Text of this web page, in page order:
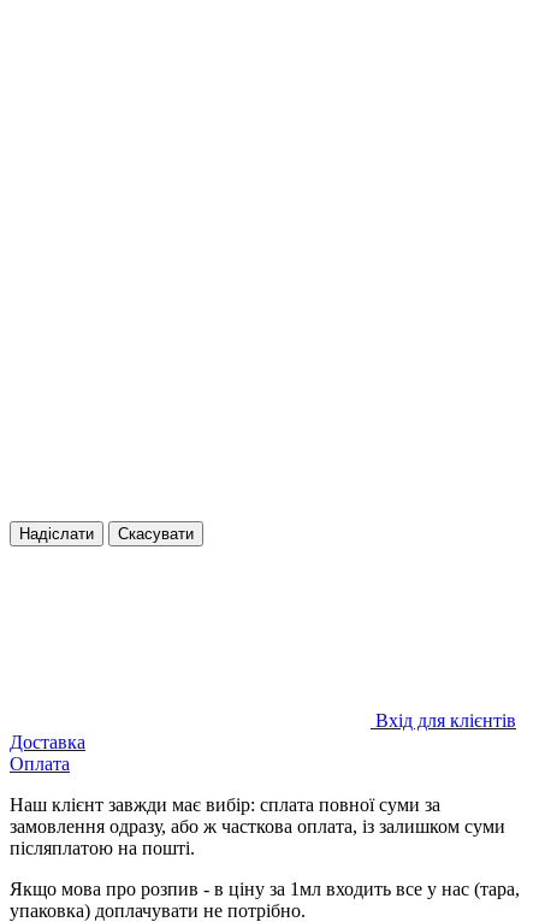
Надіслати Скасувати
Вхід для клієнтів
Доставка
Оплата
Наш клієнт завжди має вибір: сплата повної суми за
замовлення одразу, або ж часткова оплата, із залишком суми
післяплатою на пошті.
Якщо мова про розпив - в ціну за 1мл входить все у нас (тара,
упаковка) доплачувати не потрібно.